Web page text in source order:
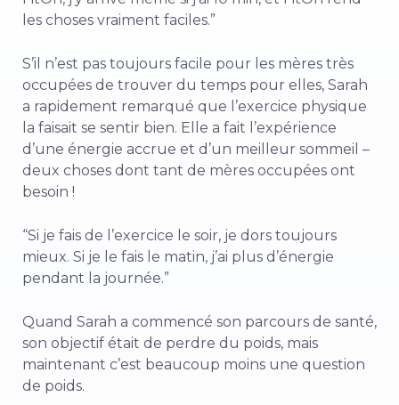
les choses vraiment faciles.”
S’il n’est pas toujours facile pour les mères très
occupées de trouver du temps pour elles, Sarah
a rapidement remarqué que l’exercice physique
la faisait se sentir bien. Elle a fait l’expérience
d’une énergie accrue et d’un meilleur sommeil –
deux choses dont tant de mères occupées ont
besoin !
“Si je fais de l’exercice le soir, je dors toujours
mieux. Si je le fais le matin, j’ai plus d’énergie
pendant la journée.”
Quand Sarah a commencé son parcours de santé,
son objectif était de perdre du poids, mais
maintenant c’est beaucoup moins une question
de poids.